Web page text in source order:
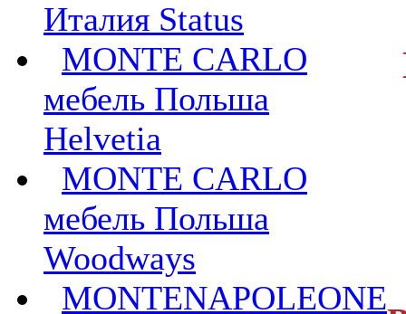
Италия Status
MONTE CARLO
мебель Польша
Helvetia
MONTE CARLO
мебель Польша
Woodways
MONTENAPOLEONE